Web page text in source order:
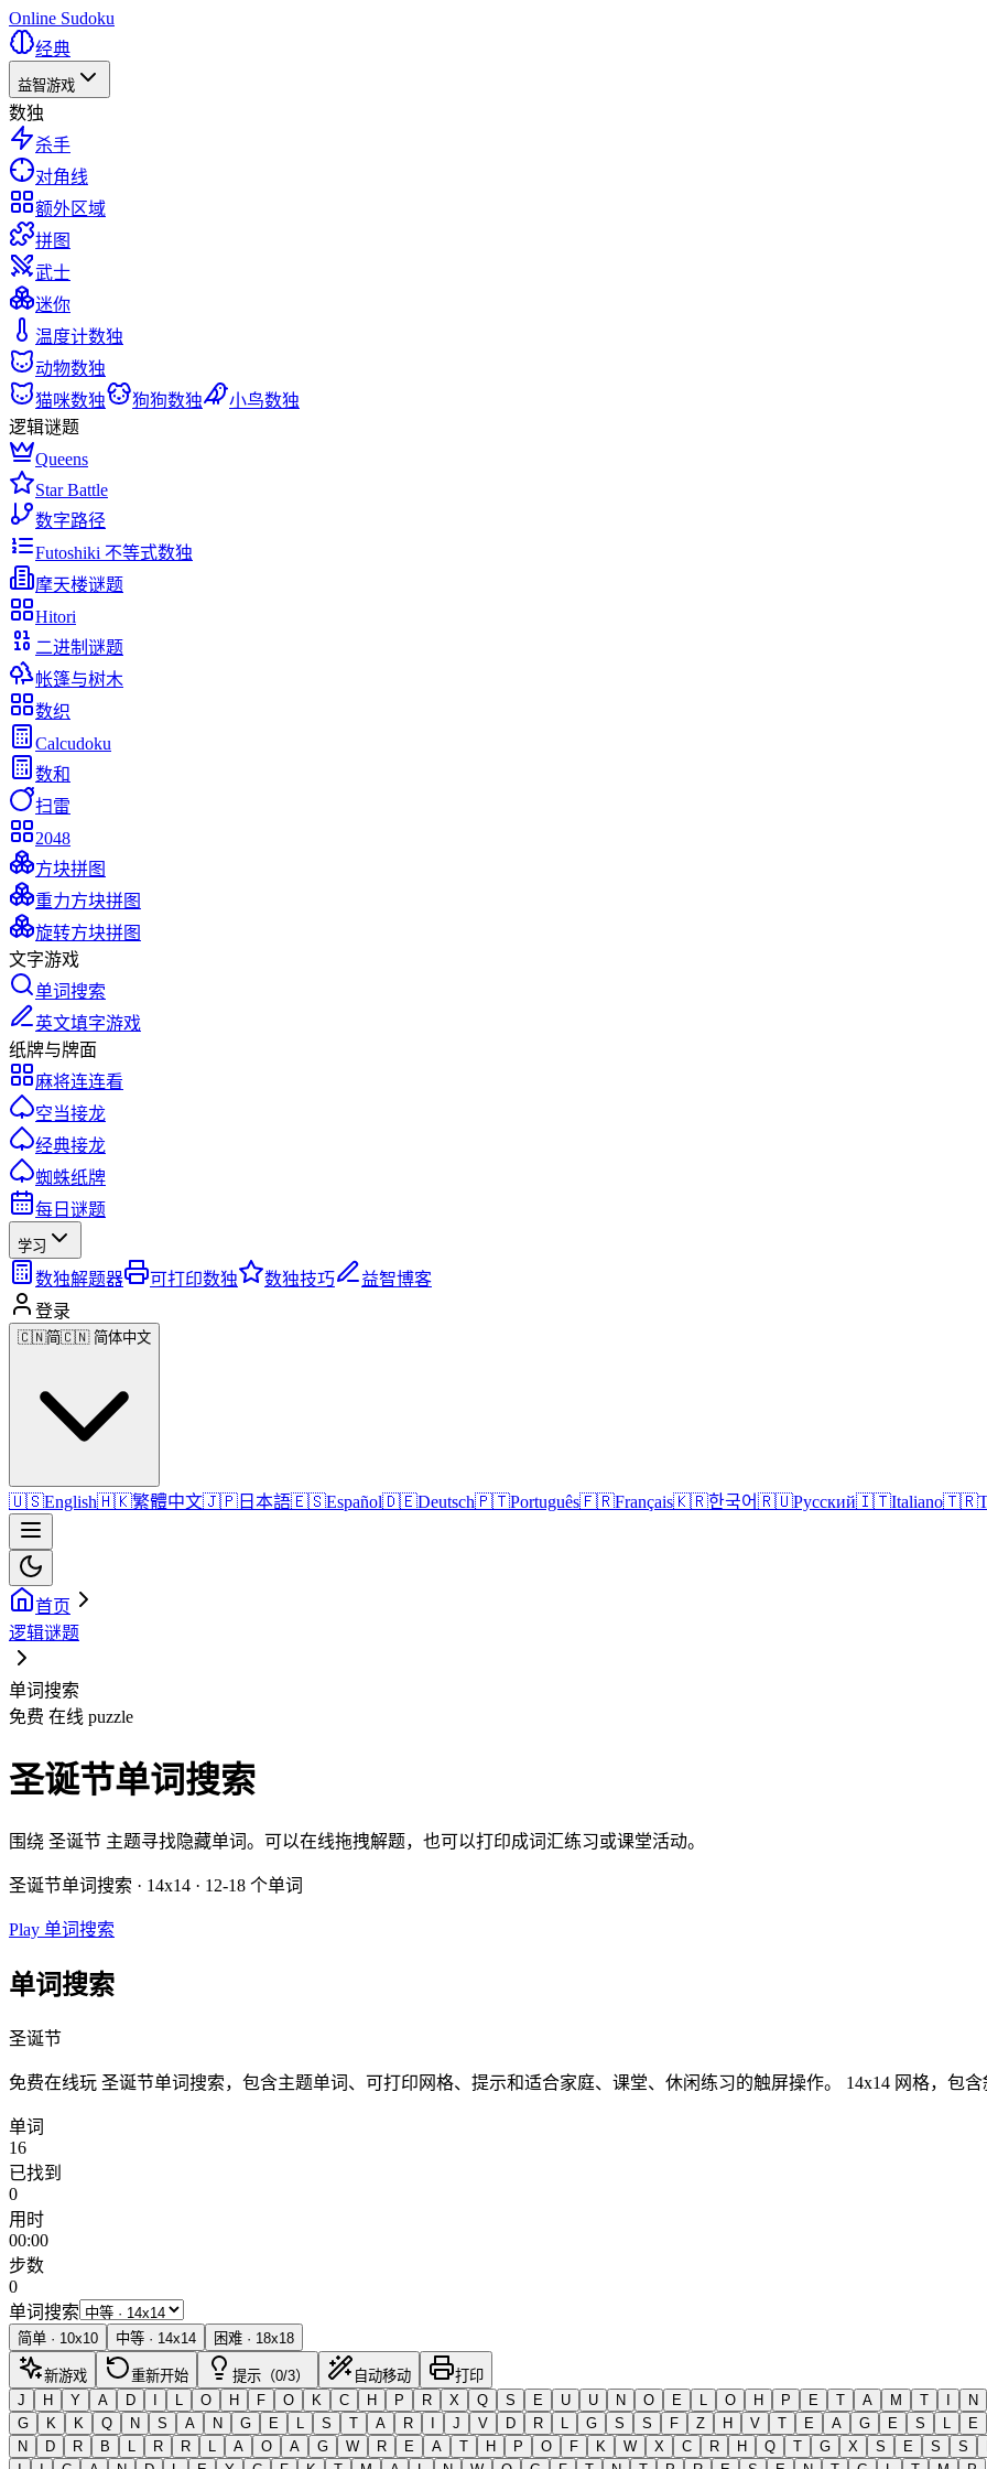
Online Sudoku
经典
益智游戏
数独
杀手
对角线
额外区域
拼图
武士
迷你
温度计数独
动物数独
猫咪数独
狗狗数独
小鸟数独
逻辑谜题
Queens
Star Battle
数字路径
Futoshiki 不等式数独
摩天楼谜题
Hitori
二进制谜题
帐篷与树木
数织
Calcudoku
数和
扫雷
2048
方块拼图
重力方块拼图
旋转方块拼图
文字游戏
单词搜索
英文填字游戏
纸牌与牌面
麻将连连看
空当接龙
经典接龙
蜘蛛纸牌
每日谜题
学习
数独解题器 可打印数独 数独技巧
益智博客
登录
🇨🇳简🇨🇳 简体中文
🇺🇸English🇭🇰繁體中文🇯🇵 日本語🇪🇸Español🇩🇪Deutsch🇵🇹Português🇫🇷Français🇰🇷한국어🇷🇺Русский🇮🇹Italiano🇹🇷
首页
逻辑谜题
单词搜索
免费 在线 puzzle
圣诞节单词搜索
围绕 圣诞节 主题寻找隐藏单词。可以在线拖拽解题，也可以打印成词汇练习或课堂活动。
圣诞节单词搜索 · 14x14 · 12-18 个单词
Play 单词搜索
单词搜索
圣诞节
免费在线玩 圣诞节单词搜索，包含主题单词、可打印网格、提示和适合家庭、课堂、休闲练习的触屏操作。 14x14 网格，包
单词
16
已找到
0
用时
00:00
步数
0
单词搜索
简单 · 10x10 中等 · 14x14 困难 · 18x18
新游戏 重新开始 提示（0/3） 自动移动
打印
J
H Y A D I L O H F O K C H P R X Q S E U U N O E L O H P E T A M T I N
G
K K Q N S A N G E L S T A R I J V D R L G S S F Z H V T E A G E S L E
N
D R B L R R L A O A G W R E A T H P O F K W X C R H Q T G X S E S S